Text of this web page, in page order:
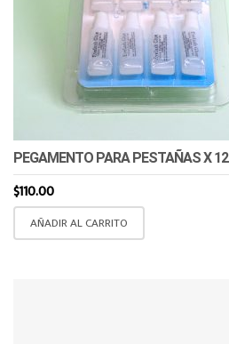
PEGAMENTO PARA PESTAÑAS X 12
$110.00
AÑADIR AL CARRITO